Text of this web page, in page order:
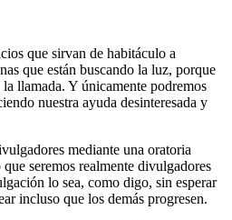
que sirvan de habitáculo a
que están buscando la luz, porque
llamada. Y únicamente podremos
nuestra ayuda desinteresada y
mediante una oratoria
seremos realmente divulgadores
lo sea, como digo, sin esperar
incluso que los demás progresen.